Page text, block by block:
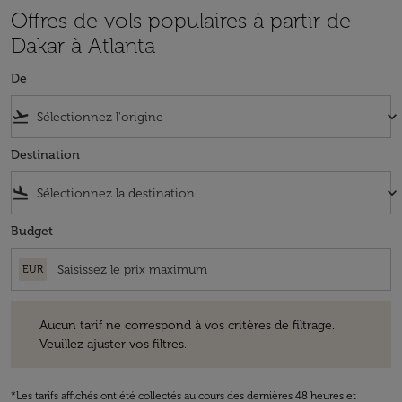
Offres de vols populaires à partir de
Dakar à Atlanta
De
flight_takeoff keyboard_arrow_down
Destination
flight_land keyboard_arrow_down
Budget
EUR
Aucun tarif ne correspond à vos critères de filtrage.
Veuillez ajuster vos filtres.
*Les tarifs affichés ont été collectés au cours des dernières 48 heures et